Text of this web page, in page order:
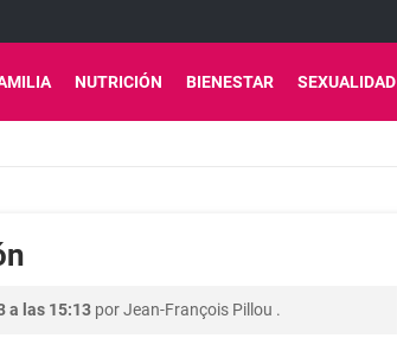
NUTRICIÓN BIENESTAR SEXUALIDAD
a las 15:13 porJean-François Pillou .